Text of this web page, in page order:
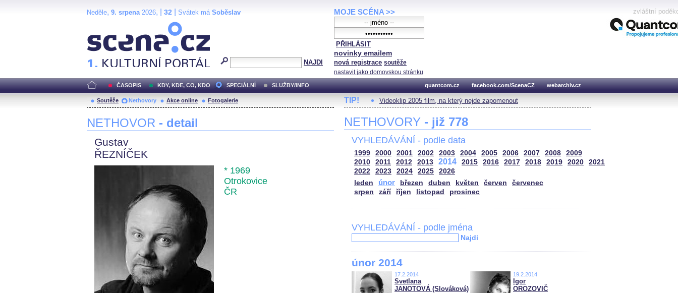
Neděle, 9. srpena2026, | 32 Svátek má Soběslav
NAJDI
MOJE SCÉNA >>
PŘIHLÁSIT
novinky emailem
nová registrace soutěže
nastavit jako domovskou stránku
zvláštní
ČASOPIS KDY, KDE, CO, KDO SPECIÁLNÍ SLUŽBY/INFO quantcom.cz facebook.com/ScenaCZ webarchiv.cz
Soutěže Nethovory Akce online Fotogalerie
NETHOVOR - detail
Gustav
ŘEZNÍČEK
* 1969
Otrokovice
ČR
TIP! Videoklip 2005 film, na který nejde zapomenout
NETHOVORY - již 778
VYHLEDÁVÁNÍ - podle data
1999 2000 2001 2002 2003 2004 2005 2006 2007 2008
2009
2010
2011 2012 2013 2014 2015 2016 2017 2018 2019 2020
2021
2022
2023 2024 2025
2026
leden
únor březen duben květen červen
červenec
srpen
září říjen listopad prosinec
VYHLEDÁVÁNÍ - podle jména
Najdi
únor 2014
17.2.2014
Svetlana
JANOTOVÁ (Slováková)
19.2.2014
Igor
OROZOVIČ